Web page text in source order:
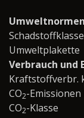
Schadstoffklasse
Umweltplakette
Verbrauch und
Kraftstoffverbr.
CO2-Emissionen
CO2-Klasse